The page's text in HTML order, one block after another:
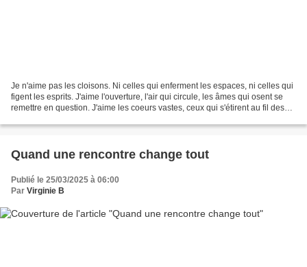
Je n'aime pas les cloisons. Ni celles qui enferment les espaces, ni celles qui
figent les esprits. J'aime l'ouverture, l'air qui circule, les âmes qui osent se
remettre en question. J'aime les coeurs vastes, ceux qui s'étirent au fil des
Quand une rencontre change tout
Publié le 25/03/2025 à 06:00
Par Virginie B